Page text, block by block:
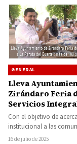
GENERAL
Lleva
Zirándaro Feria
Servicios
Parota del
100 personas
Con el objetivo de
institucional a las
alejadas del municipio, el
16 de julio de 2025